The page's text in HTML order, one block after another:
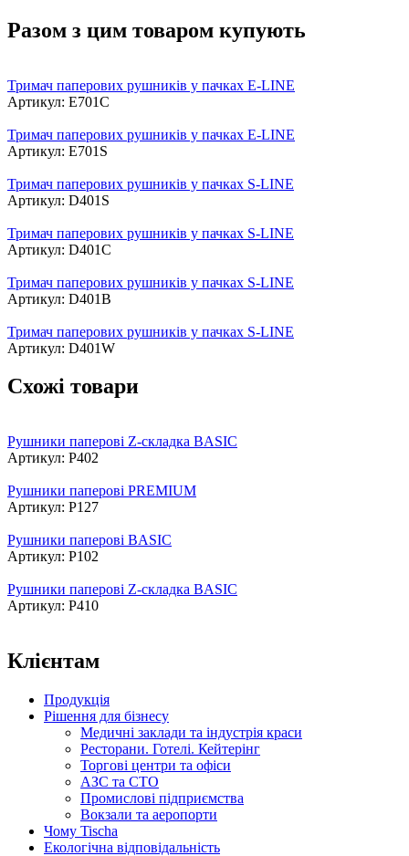
Разом з цим товаром купують
Тримач паперових рушників у пачках E-LINE
Артикул: E701C
Тримач паперових рушників у пачках E-LINE
Артикул: E701S
Тримач паперових рушників у пачках S-LINE
Артикул: D401S
Тримач паперових рушників у пачках S-LINE
Артикул: D401C
Тримач паперових рушників у пачках S-LINE
Артикул: D401B
Тримач паперових рушників у пачках S-LINE
Артикул: D401W
Схожі товари
Рушники паперові Z-складка BASIC
Артикул: P402
Рушники паперові PREMIUM
Артикул: P127
Рушники паперові BASIC
Артикул: P102
Рушники паперові Z-складка BASIC
Артикул: P410
Клієнтам
Продукція
Рішення для бізнесу
Медичні заклади та індустрія краси
Ресторани. Готелі. Кейтерінг
Торгові центри та офіси
АЗС та СТО
Промислові підприємства
Вокзали та аеропорти
Чому Tischa
Екологічна відповідальність